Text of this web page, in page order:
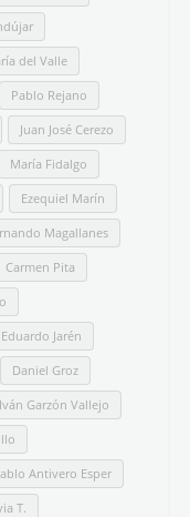
del Valle
Pablo Rejano
Juan José Cerezo
María Fidalgo
Ezequiel Marín
Magallanes
Carmen Pita
Eduardo Jarén
Daniel Groz
Iván Garzón Vallejo
Antivero Esper
T.